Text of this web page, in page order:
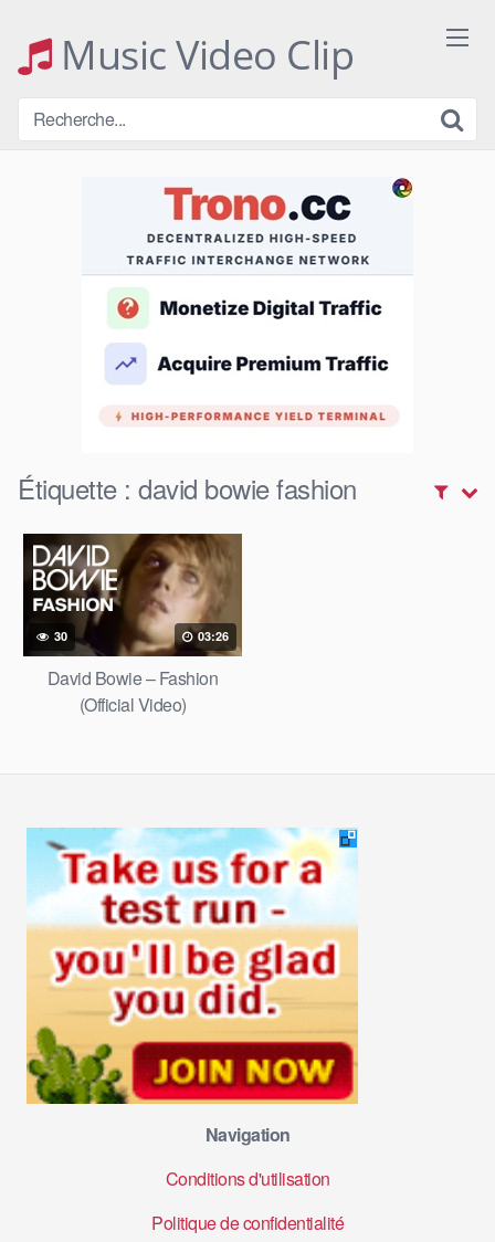
contentMusic Video Clip
Étiquette : david bowie fashion
30 03:26
David Bowie – Fashion
(Official Video)
Navigation
Conditions d'utilisation
Politique de confidentialité